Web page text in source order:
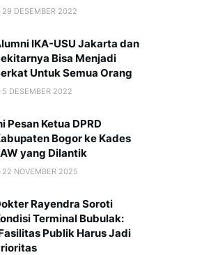
29 DESEMBER 2022
IKA-USU Jakarta dan
Bisa Menjadi
Untuk Semua Orang
5 DESEMBER 2022
Pesan Ketua DPRD
Bogor ke Kades
yang Dilantik
22 NOVEMBER 2025
Rayendra Soroti
Terminal Bubulak:
Publik Harus Jadi